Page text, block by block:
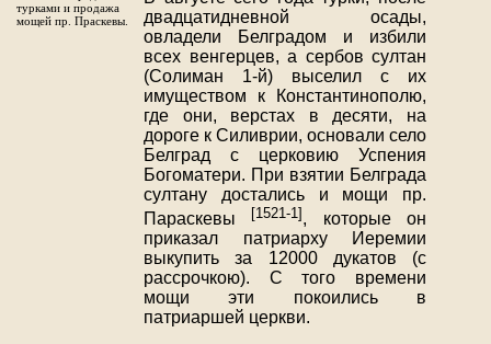
турками и продажа
мощей пр. Праскевы.
двадцатидневной осады,
овладели Белградом и избили
всех венгерцев, а сербов султан
(Солиман 1-й) выселил с их
имуществом к Константинополю,
где они, верстах в десяти, на
дороге к Силиврии, основали село
Белград с церковию Успения
Богоматери. При взятии Белграда
султану достались и мощи пр.
Параскевы
[1521-1] , которые он
приказал патриарху Иеремии
выкупить за 12000 дукатов (с
рассрочкою). С того времени
мощи эти покоились в
патриаршей церкви.